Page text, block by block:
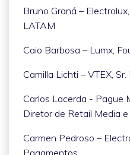
Bruno Graná –
LATAM
Caio Barbosa – Lumx,
Camilla Lichti – VTEX,
Carlos Lacerda - Pague
Diretor de Retail Media
Carmen Pedroso –
Pagamentos